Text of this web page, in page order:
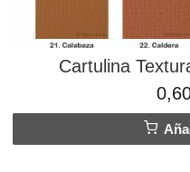
Cartulina